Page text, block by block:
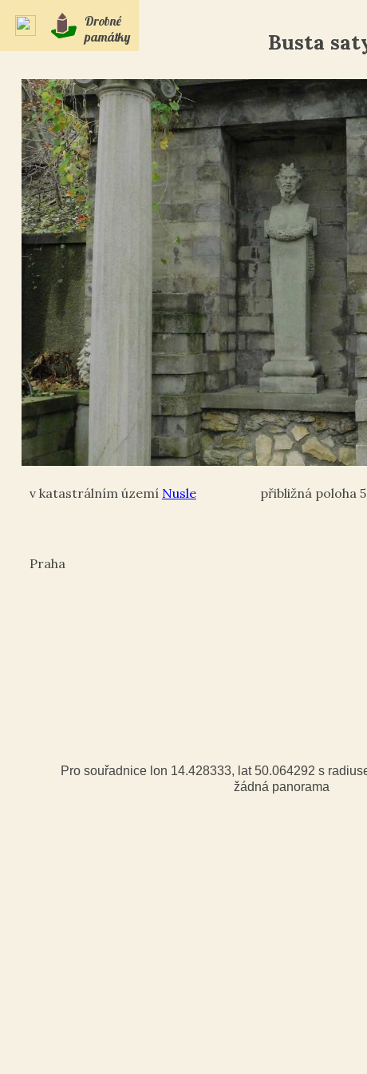
Drobné
památky
Busta
Nusle
Praha
Pro souřadnice lon 14.428333, lat 50.064292 s
žádná panorama